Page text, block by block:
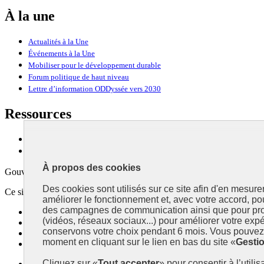
À propos des cookies
Des cookies sont utilisés sur ce site afin d'en
améliorer le fonctionnement et, avec votre accord,
des campagnes de communication ainsi que pour
(vidéos, réseaux sociaux...) pour améliorer votre
conservons votre choix pendant 6 mois. Vous
moment en cliquant sur le lien en bas du site «
À la une
Actualités à la Une
Événements à la Une
Mobiliser pour le développement durable
Forum politique de haut niveau
Lettre d’information ODDyssée vers 2030
Ressources
Gouvernement
Ce site propose l’information de référence concernant l’Agenda
info.gouv.fr- ouvre une nouvelle fenêtre
service-public.fr- ouvre une nouvelle fenêtre
legifrance.gouv.fr- ouvre une nouvelle fenêtre
data.gouv.fr- ouvre une nouvelle fenêtre